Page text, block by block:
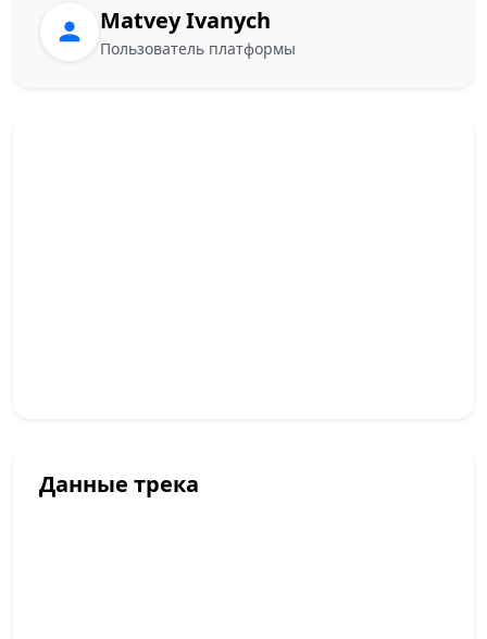
Matvey Ivanych
Пользователь платформы
Данные трека